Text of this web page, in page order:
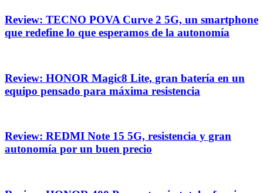
Review: TECNO POVA Curve 2 5G, un smartphone
que redefine lo que esperamos de la autonomía
Review: HONOR Magic8 Lite, gran batería en un
equipo pensado para máxima resistencia
Review: REDMI Note 15 5G, resistencia y gran
autonomía por un buen precio